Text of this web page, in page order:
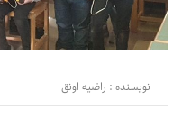
نویسنده : راضیه اونق